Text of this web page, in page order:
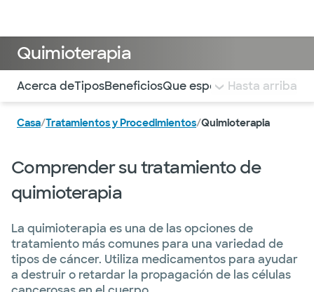
Quimioterapia
Utilice esta navegación para saltar rápidamente a
Acerca deTiposBeneficiosQue esperarApoyo
Hasta arriba
Casa/Tratamientos y Procedimientos/Quimioterapia
Comprender su tratamiento de
quimioterapia
La quimioterapia es una de las opciones de
tratamiento más comunes para una variedad de
tipos de cáncer. Utiliza medicamentos para ayudar
a destruir o retardar la propagación de las células